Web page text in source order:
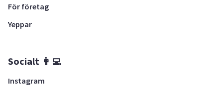
För företag
Yeppar
Socialt 👩‍💻
Instagram